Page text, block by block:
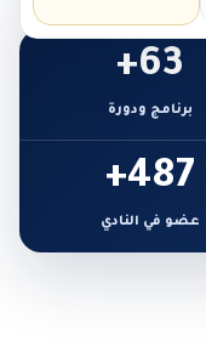
63+
برنامج ودورة
487+
عضو في النادي